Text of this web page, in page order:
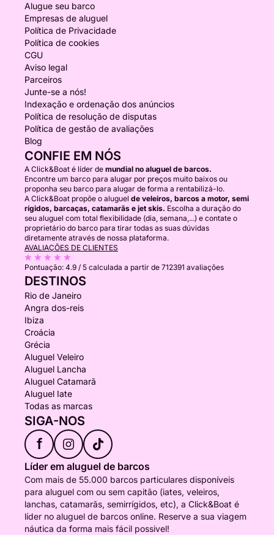
Alugue seu barco
Empresas de aluguel
Política de Privacidade
Política de cookies
CGU
Aviso legal
Parceiros
Junte-se a nós!
Indexação e ordenação dos anúncios
Política de resolução de disputas
Política de gestão de avaliações
Blog
CONFIE EM NÓS
A Click&Boat é líder de mundial no aluguel de barcos.
Encontre um barco para alugar por preços muito baixos ou
proponha seu barco para alugar de forma a rentabilizá-lo.
A Click&Boat propõe o aluguel de veleiros, barcos a motor, semi
rígidos, barcaças, catamarãs e jet skis. Escolha a duração do
seu aluguel com total flexibilidade (dia, semana,...) e contate o
proprietário do barco para tirar todas as suas dúvidas
diretamente através de nossa plataforma.
AVALIAÇÕES DE CLIENTES
Pontuação: 4.9 / 5 calculada a partir de 712391 avaliações
DESTINOS
Rio de Janeiro
Angra dos-reis
Ibiza
Croácia
Grécia
Aluguel Veleiro
Aluguel Lancha
Aluguel Catamarã
Aluguel Iate
Todas as marcas
SIGA-NOS
f
Líder em aluguel de barcos
Com mais de 55.000 barcos particulares disponíveis
para aluguel com ou sem capitão (iates, veleiros,
lanchas, catamarãs, semirrígidos, etc), a Click&Boat é
líder no aluguel de barcos online. Reserve a sua viagem
náutica da forma mais fácil possivel!